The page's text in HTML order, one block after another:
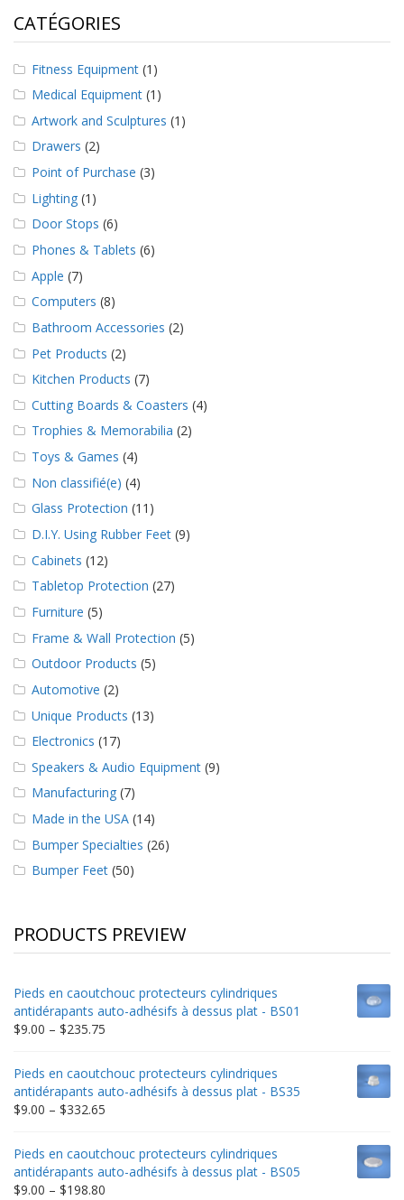
l
o
g
u
C
m
m
u
n
q
u
z
a
v
e
n
o
s
CATÉGORIES
Fitness Equipment (1)
Medical Equipment (1)
Artwork and Sculptures (1)
Drawers (2)
Point of Purchase (3)
Lighting (1)
Door Stops (6)
Phones & Tablets (6)
Apple (7)
Computers (8)
Bathroom Accessories (2)
Pet Products (2)
Kitchen Products (7)
Cutting Boards & Coasters (4)
Trophies & Memorabilia (2)
Toys & Games (4)
Non classifié(e) (4)
Glass Protection (11)
D.I.Y. Using Rubber Feet (9)
Cabinets (12)
Tabletop Protection (27)
Furniture (5)
Frame & Wall Protection (5)
Outdoor Products (5)
Automotive (2)
Unique Products (13)
Electronics (17)
Speakers & Audio Equipment (9)
Manufacturing (7)
Made in the USA (14)
Bumper Specialties (26)
Bumper Feet (50)
PRODUCTS PREVIEW
Pieds en caoutchouc protecteurs cylindriques
antidérapants auto-adhésifs à dessus plat - BS01
$9.00 – $235.75
$9.00
through
$235.75
Pieds en caoutchouc protecteurs cylindriques
antidérapants auto-adhésifs à dessus plat - BS35
$9.00 – $332.65
$9.00
through
$332.65
Pieds en caoutchouc protecteurs cylindriques
antidérapants auto-adhésifs à dessus plat - BS05
$9.00 – $198.80